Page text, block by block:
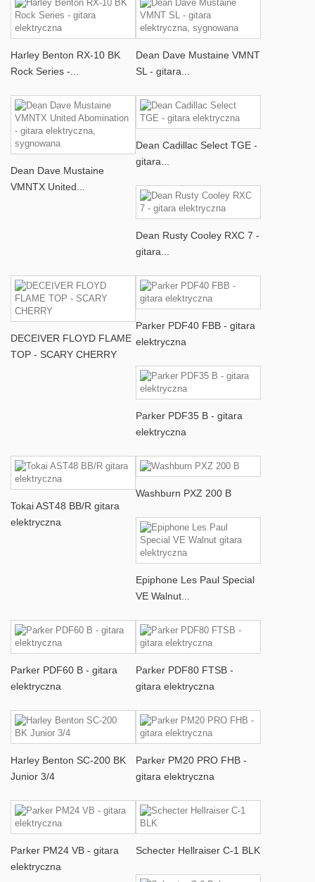
Harley Benton RX-10 BK
Rock Series -...
Dean Dave Mustaine VMNT
SL - gitara...
Dean Dave Mustaine
VMNTX United...
Dean Cadillac Select TGE -
gitara...
Dean Rusty Cooley RXC 7 -
gitara...
DECEIVER FLOYD FLAME
TOP - SCARY CHERRY
Parker PDF40 FBB - gitara
elektryczna
Parker PDF35 B - gitara
elektryczna
Tokai AST48 BB/R gitara
elektryczna
Washburn PXZ 200 B
Epiphone Les Paul Special
VE Walnut...
Parker PDF60 B - gitara
elektryczna
Parker PDF80 FTSB -
gitara elektryczna
Harley Benton SC-200 BK
Junior 3/4
Parker PM20 PRO FHB -
gitara elektryczna
Parker PM24 VB - gitara
elektryczna
Schecter Hellraiser C-1 BLK